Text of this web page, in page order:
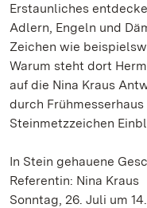
Erstaunliches
Adlern, Engeln und
Zeichen wie
Warum steht dort
auf die Nina Kraus
durch
Steinmetzzeichen
In Stein gehauene
Referentin: Nina Kraus
Sonntag, 26. Juli um